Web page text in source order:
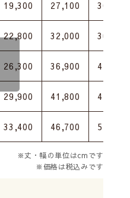
19,300 27,100 30,600
22,800 32,000 36,100
26,300 36,900 41,600
29,900 41,800 47,100
33,400 46,700 52,500
※丈・幅の単位はcmです
※価格は税込みです